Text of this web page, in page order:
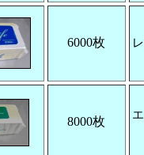
6000枚
8000枚